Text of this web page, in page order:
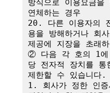
방식으로 이용요금
연체하는 경우
20. 다른 이용자의
용을 방해하거나 회
제공에 지장을 초래
② 다음 각 호의 1에
당 전자적 장치를 통
제한할 수 있습니다.
1. 회사가 정한 인증